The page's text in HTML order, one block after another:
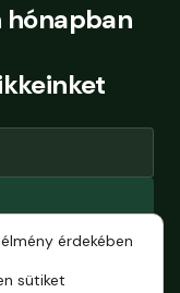
hónapban
érdekében
sütiket